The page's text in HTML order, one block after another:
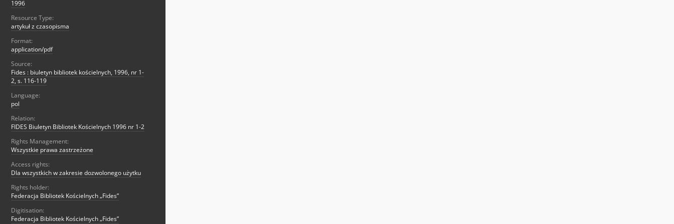
1996
Resource Type:
artykuł z czasopisma
Format:
application/pdf
Source:
Fides : biuletyn bibliotek kościelnych, 1996, nr 1-
2, s. 116-119
Language:
pol
Relation:
FIDES Biuletyn Bibliotek Kościelnych 1996 nr 1-2
Rights Management:
Wszystkie prawa zastrzeżone
Access rights:
Dla wszystkich w zakresie dozwolonego użytku
Rights holder:
Federacja Bibliotek Kościelnych „Fides”
Digitisation:
Federacja Bibliotek Kościelnych „Fides”